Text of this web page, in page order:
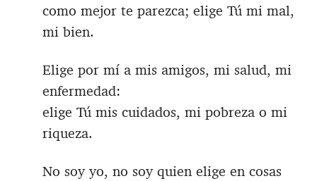
como mejor te parezca; elige Tú mi mal,
mi bien.
Elige por mí a mis amigos, mi salud, mi
enfermedad:
elige Tú mis cuidados, mi pobreza o mi
riqueza.
No soy yo, no soy quien elige en cosas